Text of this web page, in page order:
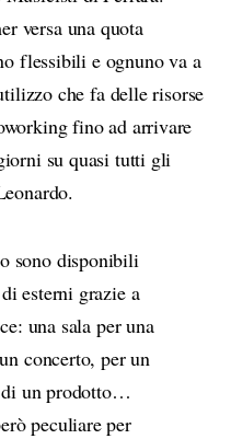
versa una quota
flessibili e ognuno va a
che fa delle risorse
fino ad arrivare
su quasi tutti gli
sono disponibili
esterni grazie a
una sala per una
concerto, per un
un prodotto…
peculiare per